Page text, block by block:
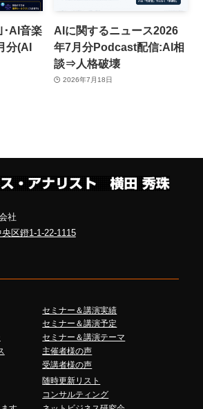
･AI音楽
分(AI
AIに関するニュース2026
年7月分Podcast配信:AI相
談⇒人格破壊
2026年7月18日
社
区鐙1-1-22-1115
セミナー＆講演実績
セミナー＆講演予定
セミナー＆講演テーマ
主催者様の声
受講者様の声
随時更新リスト
コンサルティング